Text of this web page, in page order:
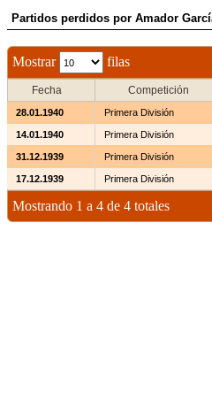
Partidos perdidos por Amador
Mostrar filas
Fecha Competición
28.01.1940 Primera División
14.01.1940 Primera División
31.12.1939 Primera División
17.12.1939 Primera División
Mostrando 1 a 4 de 4 totales